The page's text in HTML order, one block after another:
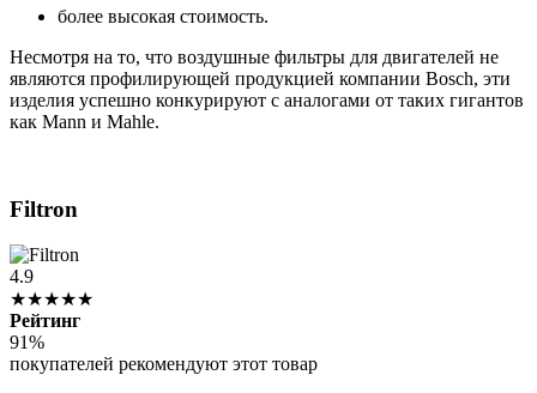
более высокая стоимость.
Несмотря на то, что воздушные фильтры для двигателей не
являются профилирующей продукцией компании Bosch, эти
изделия успешно конкурируют с аналогами от таких гигантов
как Mann и Mahle.
Filtron
4.9
★★★★★
Рейтинг
91%
покупателей рекомендуют этот товар